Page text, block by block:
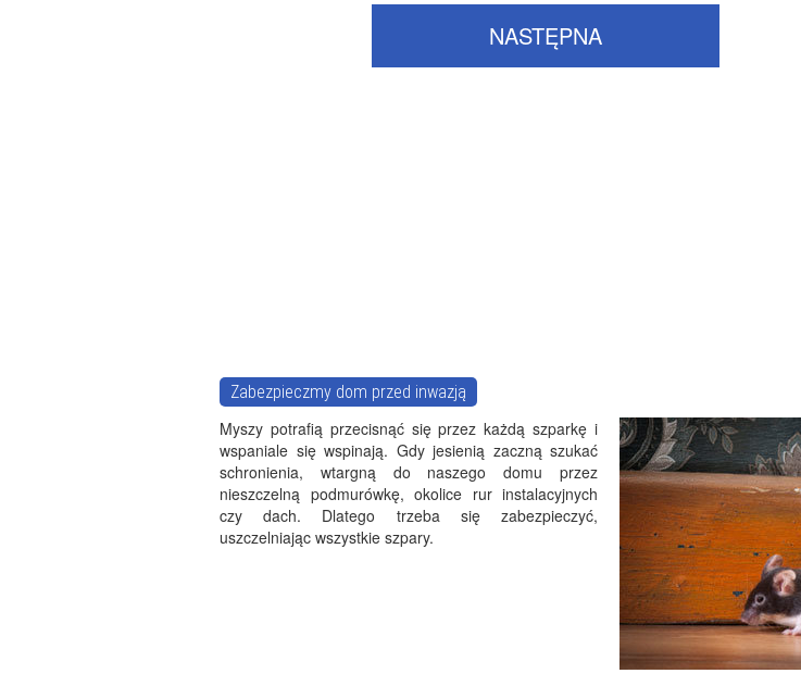
NASTĘPNA
Zabezpieczmy dom przed inwazją
Myszy potrafią przecisnąć się przez każdą szparkę i
wspaniale się wspinają. Gdy jesienią zaczną szukać
schronienia, wtargną do naszego domu przez
nieszczelną podmurówkę, okolice rur instalacyjnych
czy dach. Dlatego trzeba się zabezpieczyć,
uszczelniając wszystkie szpary.